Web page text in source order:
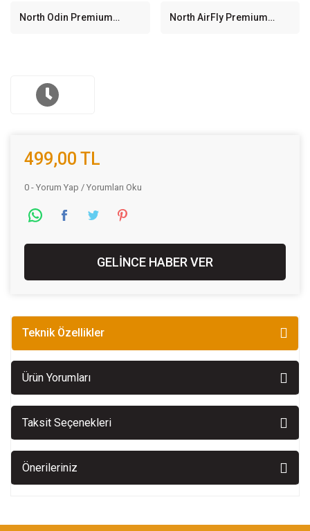
North Odin Premium
North AirFly Premium
499,00 TL
0 - Yorum Yap / Yorumları Oku
GELİNCE HABER VER
Teknik Özellikler
Ürün Yorumları
Taksit Seçenekleri
Önerileriniz